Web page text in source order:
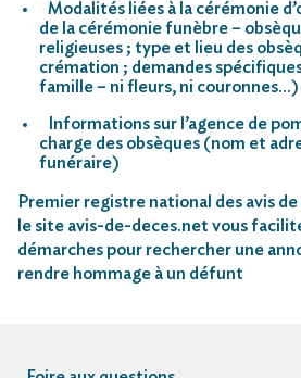
Modalités liées à la cérémonie
de la cérémonie funèbre –
religieuses ; type et lieu des
crémation ; demandes
famille – ni fleurs, ni couronnes…)
Informations sur l’agence de
charge des obsèques (nom et
funéraire)
Premier registre national des avis de
le site avis-de-deces.net vous
démarches pour rechercher une
rendre hommage à un défunt